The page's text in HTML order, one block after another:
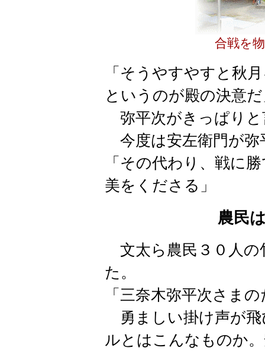
合戦を
「そうやすやすと秋
というのが殿の決意
弥平次がきっぱりと
今度は安左衛門が弥
「その代わり、戦に
美をくださる」
農民
文太ら農民３０人の
た。
「三奈木弥平次さま
勇ましい掛け声が飛
ルとはこんなものか